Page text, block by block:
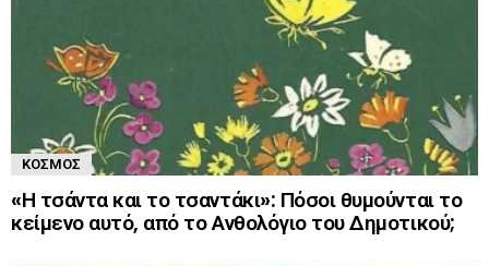
ΚΌΣΜΟΣ
«Η τσάντα και το τσαντάκι»: Πόσοι θυμούνται το
κείμενο αυτό, από το Ανθολόγιο του Δημοτικού;